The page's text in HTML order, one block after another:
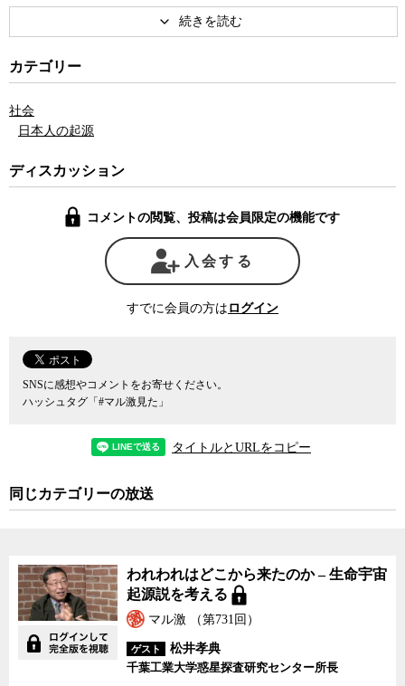
着いたのが約3万8千年前、台湾を経た沖縄ルートが3万5千年前、現
在のカムチャッカ半島からサハリンを経た北海道ルートが約2万5千
年前のことだったことがわかっているという。いずれも後期旧石器
時代のことで、まだ地球上には最後の旧人であるネアンデルタール
後、さらに弥生時代に大陸からの渡来があって農耕が始まり、それ
らの民族が交わりながら現在の日本が形作られていった。とかく日
初から様々な民族が様々なルートを経由してやってきて、再度この
ちなみに、当時は今より海面が80メートルも低く、北海道と本
州、九州、四国はいずれも陸続きだったと考えられている。4島が一
つになった当時の日本列島を「古本州島」と呼ぶそうだが、日本列
島は一つの島だったとしても、大陸から日本に辿り着くためには、
少なくとも対馬と沖縄の2つのルートについては、何らかの形で海を
渡って日本にやってきたのだろうか。
国立科学博物館の人類史研究グループ長で人類進化学者の海部陽
際に当時の技術のみを使って台湾から与那国島まで航海する実験を
重ねてきた。航海といっても、何せ3万年以上も昔の話だ。航海技術
程度しかない。海部氏の「渡航再現プロジェクト」は、これまで与
そして、海部氏はこの6月、直径1メートルの杉の巨木をくり抜い
た丸木舟で3度目の正直に挑戦するという。学説としては証明されて
いても、実際にそれを実践するとなると、幾多もの困難が待ち構え
ていて、予想もしなかった色々なことがわかるものだと海部氏は言
う。ちなみに、3万年前にあったと考えられている工具の石器斧で、
カテゴリー
社会
日本人の起源
ディスカッション
コメントの閲覧、投稿は会員限定の機能です
入会する
すでに会員の方は ログイン
SNSに感想やコメントをお寄せください。
ハッシュタグ「#マル激見た」
タイトルとURLをコピー
同じカテゴリーの放送
われわれはどこから来たのか – 生命宇宙
起源説を考える
マル激 （第731回）
ゲスト
松井孝典
千葉工業大学惑星探査研究センター所長